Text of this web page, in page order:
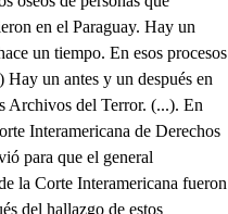
en el Paraguay. Hay un
un tiempo. En esos procesos
un antes y un después en
Archivos del Terror. (...). En
Interamericana de Derechos
para que el general
la Corte Interamericana fueron
del hallazgo de estos